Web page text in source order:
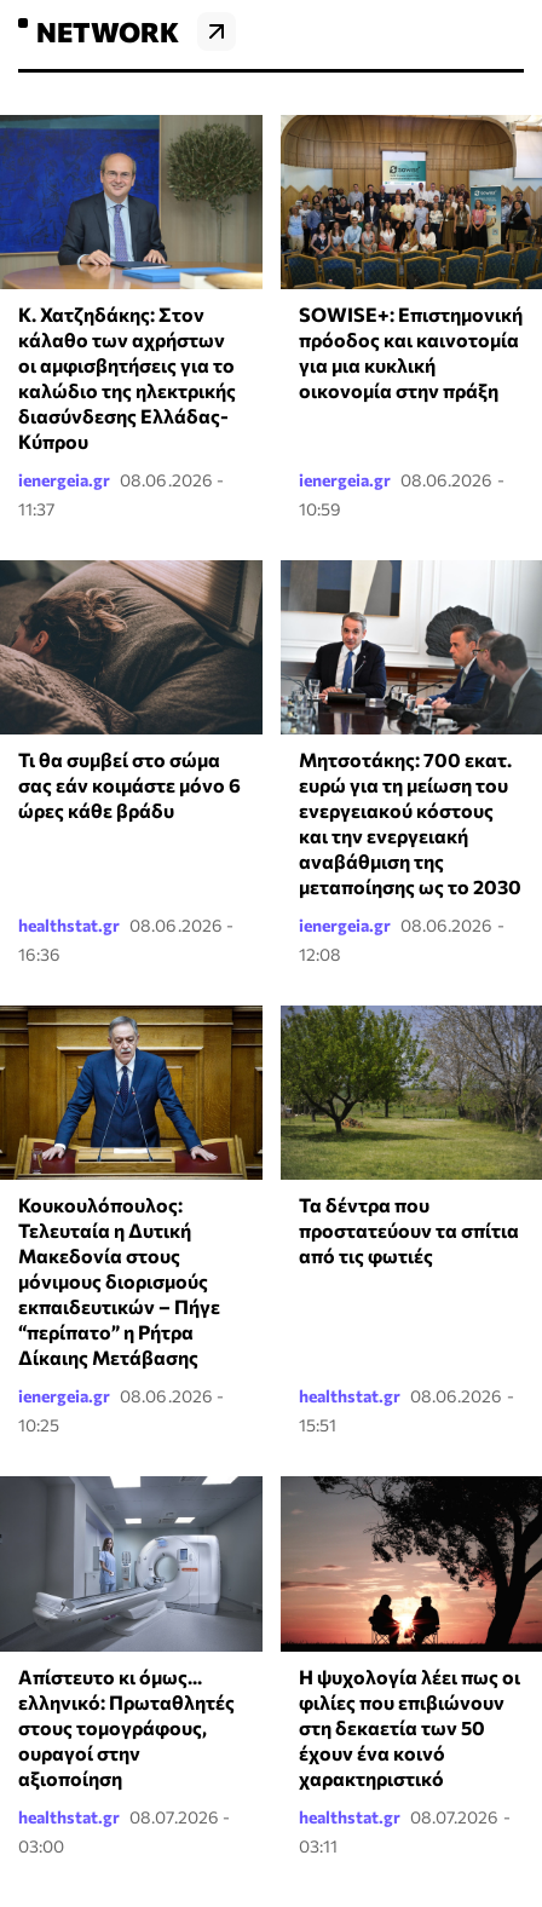
NETWORK
Κ. Χατζηδάκης: Στον
κάλαθο των αχρήστων
οι αμφισβητήσεις για το
καλώδιο της ηλεκτρικής
διασύνδεσης Ελλάδας-
Κύπρου
ienergeia.gr 08.06.2026 -
11:37
SOWISE+: Επιστημονική
πρόοδος και καινοτομία
για μια κυκλική
οικονομία στην πράξη
ienergeia.gr 08.06.2026 -
10:59
Τι θα συμβεί στο σώμα
σας εάν κοιμάστε μόνο 6
ώρες κάθε βράδυ
healthstat.gr 08.06.2026 -
16:36
Μητσοτάκης: 700 εκατ.
ευρώ για τη μείωση του
ενεργειακού κόστους
και την ενεργειακή
αναβάθμιση της
μεταποίησης ως το 2030
ienergeia.gr 08.06.2026 -
12:08
Κουκουλόπουλος:
Τελευταία η Δυτική
Μακεδονία στους
μόνιμους διορισμούς
εκπαιδευτικών – Πήγε
“περίπατο” η Ρήτρα
Δίκαιης Μετάβασης
ienergeia.gr 08.06.2026 -
10:25
Τα δέντρα που
προστατεύουν τα σπίτια
από τις φωτιές
healthstat.gr 08.06.2026 -
15:51
Απίστευτο κι όμως...
ελληνικό: Πρωταθλητές
στους τομογράφους,
ουραγοί στην
αξιοποίηση
healthstat.gr 08.07.2026 -
03:00
⁠Η ψυχολογία λέει πως οι
φιλίες που επιβιώνουν
στη δεκαετία των 50
έχουν ένα κοινό
χαρακτηριστικό
healthstat.gr 08.07.2026 -
03:11